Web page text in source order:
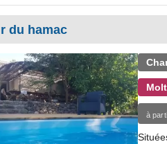
du hamac
à